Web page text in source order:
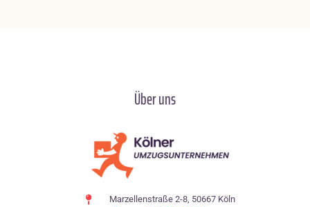
Über uns
Marzellenstraße 2-8, 50667 Köln